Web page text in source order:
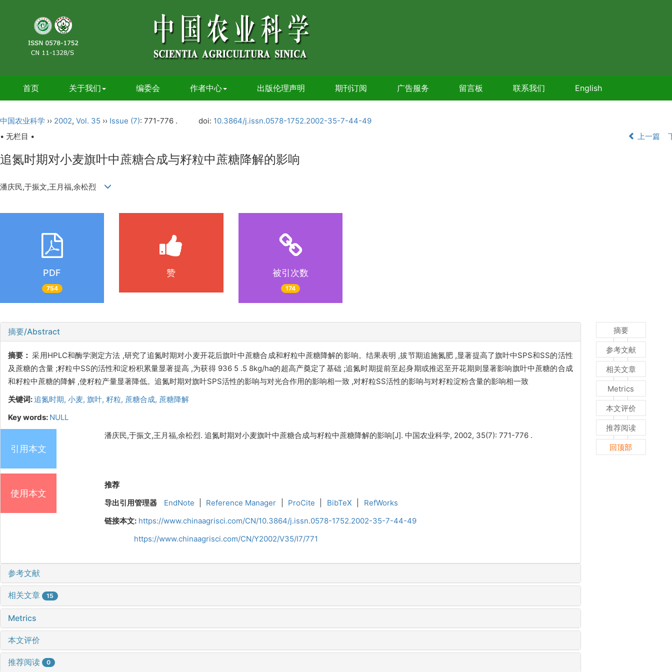
首页 关于我们 编委会 作者中心 出版伦理声明 期刊订阅 广告服务 留言板 联系我们 English
中国农业科学 ›› 2002, Vol. 35 ›› Issue (7): 771-776 . doi: 10.3864/j.issn.0578-1752.2002-35-7-44-49
• 无栏目 •
上一篇
追氮时期对小麦旗叶中蔗糖合成与籽粒中蔗糖降解的影响
潘庆民,于振文,王月福,余松烈
PDF
754
赞 被引次数
174
摘要/Abstract
摘要：采用HPLC和酶学测定方法 ,研究了追氮时期对小麦开花后旗叶中蔗糖合成和籽粒中蔗糖降解的影响。结果表明 ,拔节期追施氮肥 ,显著提高了旗叶中SPS和SS的活性
及蔗糖的含量 ;籽粒中SS的活性和淀粉积累量显著提高 ,为获得 936 5 .5 8kg/ha的超高产奠定了基础 ;追氮时期提前至起身期或推迟至开花期则显著影响旗叶中蔗糖的合成
和籽粒中蔗糖的降解 ,使籽粒产量显著降低。追氮时期对旗叶SPS活性的影响与对光合作用的影响相一致 ,对籽粒SS活性的影响与对籽粒淀粉含量的影响相一致
关键词:追氮时期, 小麦, 旗叶, 籽粒, 蔗糖合成, 蔗糖降解
Key words: NULL
引用本文
潘庆民,于振文,王月福,余松烈. 追氮时期对小麦旗叶中蔗糖合成与籽粒中蔗糖降解的影响[J]. 中国农业科学, 2002, 35(7): 771-776 .
使用本文
推荐
导出引用管理器
EndNote Reference Manager ProCite BibTeX
RefWorks
链接本文: https://www.chinaagrisci.com/CN/10.3864/j.issn.0578-1752.2002-35-7-44-49
https://www.chinaagrisci.com/CN/Y2002/V35/I7/771
参考文献
相关文章 15
Metrics
本文评价
推荐阅读 0
摘要
参考文献
相关文章
Metrics
本文评价
推荐阅读
回顶部